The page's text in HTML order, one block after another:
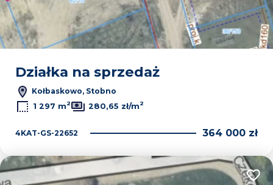
Działka na sprzedaż
Kołbaskowo, Stobno
1 297 m2 280,65 zł/m2
4KAT-GS-22652 364 000 zł